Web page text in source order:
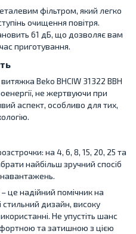
фільтром, який легко
очищення повітря.
61 дБ, що дозволяє вам
приготування.
Beko BHCIW 31322 BBH
не жертвуючи при
аспект, особливо для тих,
на 4, 6, 8, 15, 20, 25 та
найбільш зручний спосіб
це надійний помічник на
стильний дизайн, високу
Не упустіть шанс
та затишною з цією